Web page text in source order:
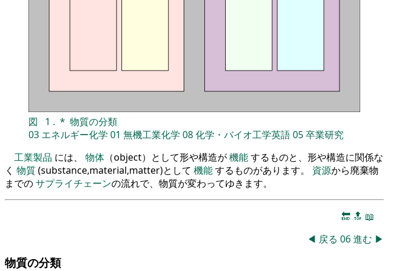
図 1 . * 物質の分類
03 エネルギー化学 01 無機工業化学 08化学・バイオ工学英語05卒業研究
工業製品 には、 物体 （object）として形や構造が機能するものと、形や構造に関係な
く 物質(substance,material,matter)として 機能するものがあります。 資源から廃棄物
までのサプライチェーンの流れで、物質が変わってゆきます。
🔚 🔝 📖
◀ 戻る 06進む ▶
物質の分類